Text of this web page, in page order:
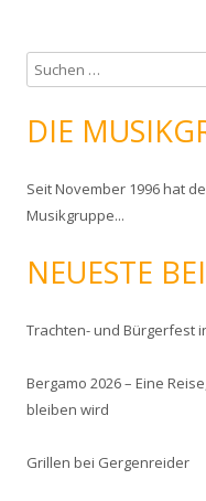
u
c
h
n
n
:
DIE
Seit November 1996 hat
Musikgruppe...
NEUESTE
Trachten- und Bürgerfest
Bergamo 2026 – Eine
bleiben wird
Grillen bei Gergenreider